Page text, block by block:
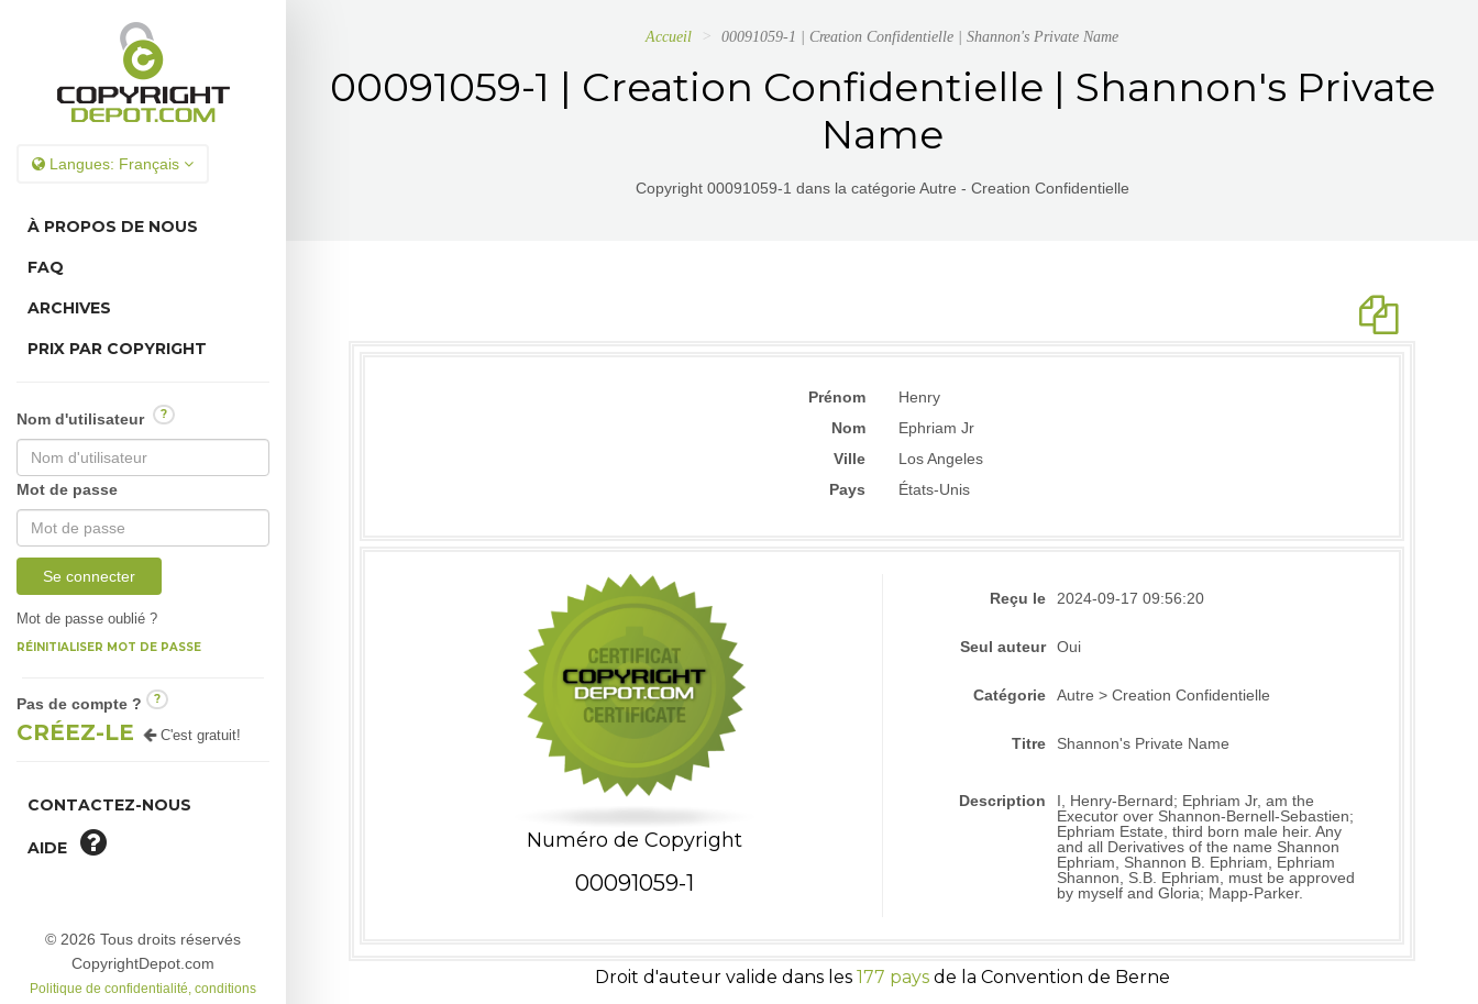
Langues: Français
À PROPOS DE NOUS
FAQ
ARCHIVES
PRIX PAR COPYRIGHT
Nom d'utilisateur ?
Mot de passe
Se connecter
Mot de passe oublié ?
RÉINITIALISER MOT DE PASSE
Pas de compte ? ?
CRÉEZ-LE C'est gratuit!
CONTACTEZ-NOUS
AIDE
© 2026 Tous droits réservés
CopyrightDepot.com
Politique de confidentialité, conditions
Accueil 00091059-1 | Creation Confidentielle | Shannon's Private Name
00091059-1 | Creation Confidentielle | Shannon's Private
Name
Copyright 00091059-1 dans la catégorie Autre - Creation Confidentielle
Prénom
Henry
Nom
Ephriam Jr
Ville
Los Angeles
Pays
États-Unis
Numéro de Copyright
00091059-1
Reçu le 2024-09-17 09:56:20
Seul auteur Oui
Catégorie Autre > Creation Confidentielle
Titre Shannon's Private Name
Description
I, Henry-Bernard; Ephriam Jr, am the
Executor over Shannon-Bernell-Sebastien;
Ephriam Estate, third born male heir. Any
and all Derivatives of the name Shannon
Ephriam, Shannon B. Ephriam, Ephriam
Shannon, S.B. Ephriam, must be approved
by myself and Gloria; Mapp-Parker.
Droit d'auteur valide dans les 177 paysde la Convention de Berne